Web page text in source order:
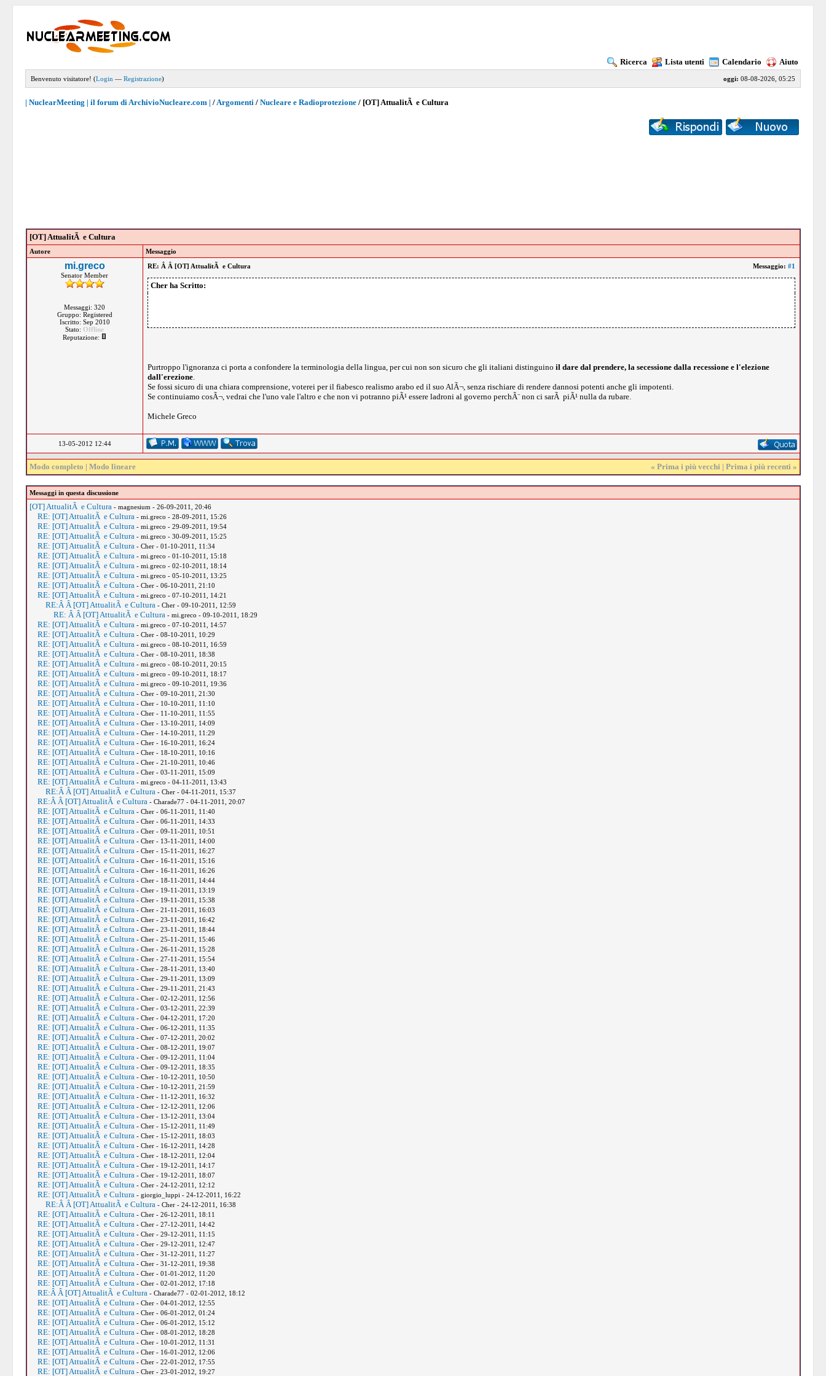
Ricerca Lista utenti Calendario Aiuto
oggi: 08-08-2026, 05:25
Benvenuto visitatore! (Login —Registrazione)
| NuclearMeeting | il forum di ArchivioNucleare.com | /Argomenti /Nucleare e Radioprotezione / [OT] AttualitÃ e Cultura
[OT] AttualitÃ e Cultura
Autore Messaggio
mi.greco
Senator Member
Messaggi: 320
Gruppo: Registered
Iscritto: Sep 2010
Stato: Offline
Reputazione:
Messaggio: #1
RE: Â Â [OT] AttualitÃ e Cultura
Cher ha Scritto:
Purtroppo l'ignoranza ci porta a confondere la terminologia della lingua, per cui non son sicuro che gli italiani distinguino il dare dal prendere, la secessione dalla recessione e l'elezione
dall'erezione.
Se fossi sicuro di una chiara comprensione, voterei per il fiabesco realismo arabo ed il suo AlÃ¬, senza rischiare di rendere dannosi potenti anche gli impotenti.
Se continuiamo cosÃ¬, vedrai che l'uno vale l'altro e che non vi potranno piÃ¹ essere ladroni al governo perchÃ¨ non ci sarÃ piÃ¹ nulla da rubare.
Michele Greco
13-05-2012 12:44
« Prima i più vecchi | Prima i più recenti »
Modo completo | Modo lineare
Messaggi in questa discussione
[OT] AttualitÃ e Cultura - magnesium - 26-09-2011, 20:46
RE: [OT] AttualitÃ e Cultura - mi.greco - 28-09-2011, 15:26
RE: [OT] AttualitÃ e Cultura - mi.greco - 29-09-2011, 19:54
RE: [OT] AttualitÃ e Cultura - mi.greco - 30-09-2011, 15:25
RE: [OT] AttualitÃ e Cultura - Cher - 01-10-2011, 11:34
RE: [OT] AttualitÃ e Cultura - mi.greco - 01-10-2011, 15:18
RE: [OT] AttualitÃ e Cultura - mi.greco - 02-10-2011, 18:14
RE: [OT] AttualitÃ e Cultura - mi.greco - 05-10-2011, 13:25
RE: [OT] AttualitÃ e Cultura - Cher - 06-10-2011, 21:10
RE: [OT] AttualitÃ e Cultura - mi.greco - 07-10-2011, 14:21
RE:Â Â [OT] AttualitÃ e Cultura - Cher - 09-10-2011, 12:59
RE: Â Â [OT] AttualitÃ e Cultura - mi.greco - 09-10-2011, 18:29
RE: [OT] AttualitÃ e Cultura - mi.greco - 07-10-2011, 14:57
RE: [OT] AttualitÃ e Cultura - Cher - 08-10-2011, 10:29
RE: [OT] AttualitÃ e Cultura - mi.greco - 08-10-2011, 16:59
RE: [OT] AttualitÃ e Cultura - Cher - 08-10-2011, 18:38
RE: [OT] AttualitÃ e Cultura - mi.greco - 08-10-2011, 20:15
RE: [OT] AttualitÃ e Cultura - mi.greco - 09-10-2011, 18:17
RE: [OT] AttualitÃ e Cultura - mi.greco - 09-10-2011, 19:36
RE: [OT] AttualitÃ e Cultura - Cher - 09-10-2011, 21:30
RE: [OT] AttualitÃ e Cultura - Cher - 10-10-2011, 11:10
RE: [OT] AttualitÃ e Cultura - Cher - 11-10-2011, 11:55
RE: [OT] AttualitÃ e Cultura - Cher - 13-10-2011, 14:09
RE: [OT] AttualitÃ e Cultura - Cher - 14-10-2011, 11:29
RE: [OT] AttualitÃ e Cultura - Cher - 16-10-2011, 16:24
RE: [OT] AttualitÃ e Cultura - Cher - 18-10-2011, 10:16
RE: [OT] AttualitÃ e Cultura - Cher - 21-10-2011, 10:46
RE: [OT] AttualitÃ e Cultura - Cher - 03-11-2011, 15:09
RE: [OT] AttualitÃ e Cultura - mi.greco - 04-11-2011, 13:43
RE:Â Â [OT] AttualitÃ e Cultura - Cher - 04-11-2011, 15:37
RE:Â Â [OT] AttualitÃ e Cultura - Charade77 - 04-11-2011, 20:07
RE: [OT] AttualitÃ e Cultura - Cher - 06-11-2011, 11:40
RE: [OT] AttualitÃ e Cultura - Cher - 06-11-2011, 14:33
RE: [OT] AttualitÃ e Cultura - Cher - 09-11-2011, 10:51
RE: [OT] AttualitÃ e Cultura - Cher - 13-11-2011, 14:00
RE: [OT] AttualitÃ e Cultura - Cher - 15-11-2011, 16:27
RE: [OT] AttualitÃ e Cultura - Cher - 16-11-2011, 15:16
RE: [OT] AttualitÃ e Cultura - Cher - 16-11-2011, 16:26
RE: [OT] AttualitÃ e Cultura - Cher - 18-11-2011, 14:44
RE: [OT] AttualitÃ e Cultura - Cher - 19-11-2011, 13:19
RE: [OT] AttualitÃ e Cultura - Cher - 19-11-2011, 15:38
RE: [OT] AttualitÃ e Cultura - Cher - 21-11-2011, 16:03
RE: [OT] AttualitÃ e Cultura - Cher - 23-11-2011, 16:42
RE: [OT] AttualitÃ e Cultura - Cher - 23-11-2011, 18:44
RE: [OT] AttualitÃ e Cultura - Cher - 25-11-2011, 15:46
RE: [OT] AttualitÃ e Cultura - Cher - 26-11-2011, 15:28
RE: [OT] AttualitÃ e Cultura - Cher - 27-11-2011, 15:54
RE: [OT] AttualitÃ e Cultura - Cher - 28-11-2011, 13:40
RE: [OT] AttualitÃ e Cultura - Cher - 29-11-2011, 13:09
RE: [OT] AttualitÃ e Cultura - Cher - 29-11-2011, 21:43
RE: [OT] AttualitÃ e Cultura - Cher - 02-12-2011, 12:56
RE: [OT] AttualitÃ e Cultura - Cher - 03-12-2011, 22:39
RE: [OT] AttualitÃ e Cultura - Cher - 04-12-2011, 17:20
RE: [OT] AttualitÃ e Cultura - Cher - 06-12-2011, 11:35
RE: [OT] AttualitÃ e Cultura - Cher - 07-12-2011, 20:02
RE: [OT] AttualitÃ e Cultura - Cher - 08-12-2011, 19:07
RE: [OT] AttualitÃ e Cultura - Cher - 09-12-2011, 11:04
RE: [OT] AttualitÃ e Cultura - Cher - 09-12-2011, 18:35
RE: [OT] AttualitÃ e Cultura - Cher - 10-12-2011, 10:50
RE: [OT] AttualitÃ e Cultura - Cher - 10-12-2011, 21:59
RE: [OT] AttualitÃ e Cultura - Cher - 11-12-2011, 16:32
RE: [OT] AttualitÃ e Cultura - Cher - 12-12-2011, 12:06
RE: [OT] AttualitÃ e Cultura - Cher - 13-12-2011, 13:04
RE: [OT] AttualitÃ e Cultura - Cher - 15-12-2011, 11:49
RE: [OT] AttualitÃ e Cultura - Cher - 15-12-2011, 18:03
RE: [OT] AttualitÃ e Cultura - Cher - 16-12-2011, 14:28
RE: [OT] AttualitÃ e Cultura - Cher - 18-12-2011, 12:04
RE: [OT] AttualitÃ e Cultura - Cher - 19-12-2011, 14:17
RE: [OT] AttualitÃ e Cultura - Cher - 19-12-2011, 18:07
RE: [OT] AttualitÃ e Cultura - Cher - 24-12-2011, 12:12
RE: [OT] AttualitÃ e Cultura - giorgio_luppi - 24-12-2011, 16:22
RE:Â Â [OT] AttualitÃ e Cultura - Cher - 24-12-2011, 16:38
RE: [OT] AttualitÃ e Cultura - Cher - 26-12-2011, 18:11
RE: [OT] AttualitÃ e Cultura - Cher - 27-12-2011, 14:42
RE: [OT] AttualitÃ e Cultura - Cher - 29-12-2011, 11:15
RE: [OT] AttualitÃ e Cultura - Cher - 29-12-2011, 12:47
RE: [OT] AttualitÃ e Cultura - Cher - 31-12-2011, 11:27
RE: [OT] AttualitÃ e Cultura - Cher - 31-12-2011, 19:38
RE: [OT] AttualitÃ e Cultura - Cher - 01-01-2012, 11:20
RE: [OT] AttualitÃ e Cultura - Cher - 02-01-2012, 17:18
RE:Â Â [OT] AttualitÃ e Cultura - Charade77 - 02-01-2012, 18:12
RE: [OT] AttualitÃ e Cultura - Cher - 04-01-2012, 12:55
RE: [OT] AttualitÃ e Cultura - Cher - 06-01-2012, 01:24
RE: [OT] AttualitÃ e Cultura - Cher - 06-01-2012, 15:12
RE: [OT] AttualitÃ e Cultura - Cher - 08-01-2012, 18:28
RE: [OT] AttualitÃ e Cultura - Cher - 10-01-2012, 11:31
RE: [OT] AttualitÃ e Cultura - Cher - 16-01-2012, 12:06
RE: [OT] AttualitÃ e Cultura - Cher - 22-01-2012, 17:55
RE: [OT] AttualitÃ e Cultura - Cher - 23-01-2012, 19:27